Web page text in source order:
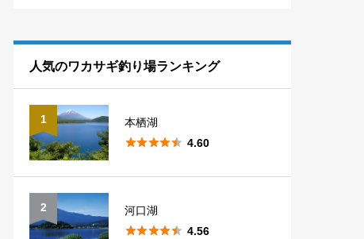
福島 5
埼玉 7
群馬 14
長野 10
山梨 5
新潟
人気のワカサギ釣り場ランキング
1
本栖湖
 4.60
2
河口湖
 4.56